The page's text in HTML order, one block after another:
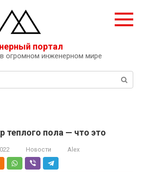
портал
огромном инженерном мире
теплого пола — что это
Новости Alex